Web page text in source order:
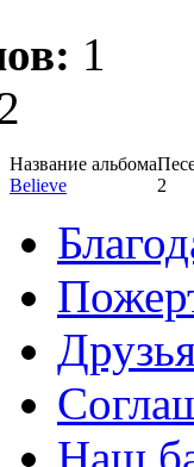
1
Название альбома
Believe
2